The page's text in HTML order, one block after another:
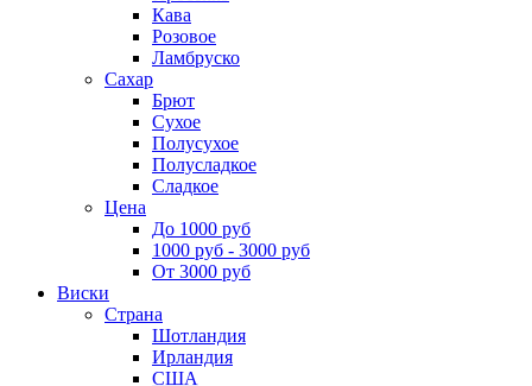
Кава
Розовое
Ламбруско
Сахар
Брют
Сухое
Полусухое
Полусладкое
Сладкое
Цена
До 1000 руб
1000 руб - 3000 руб
От 3000 руб
Виски
Страна
Шотландия
Ирландия
США